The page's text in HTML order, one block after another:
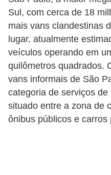
Sul, com cerca de 18
mais vans clandestinas
lugar, atualmente
veículos operando em
quilômetros quadrados.
vans informais de São
categoria de serviços
situado entre a zona de
ônibus públicos e carros